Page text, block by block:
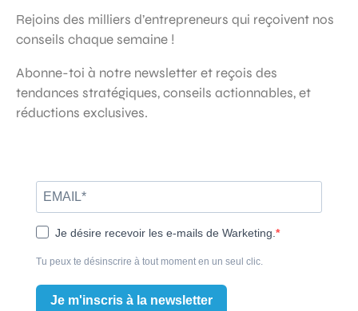
Rejoins des milliers d’entrepreneurs qui reçoivent nos
conseils chaque semaine !
Abonne-toi à notre newsletter et reçois des
tendances stratégiques, conseils actionnables, et
réductions exclusives.
Je désire recevoir les e-mails de Warketing.
Tu peux te désinscrire à tout moment en un seul clic.
Je m'inscris à la newsletter